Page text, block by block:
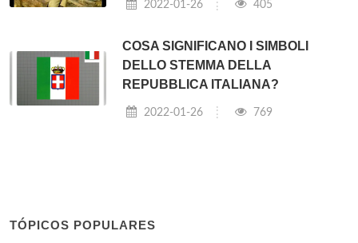
2022-01-26 405
COSA SIGNIFICANO I SIMBOLI
DELLO STEMMA DELLA
REPUBBLICA ITALIANA?
2022-01-26 769
TÓPICOS POPULARES